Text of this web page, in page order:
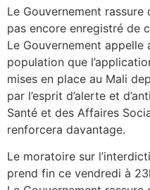
Le Gouvernement rassure
pas encore enregistré de
Le Gouvernement appelle
population que
mises en place au Mali
par l’esprit d’alerte et
Santé et des Affaires
renforcera davantage.
Le moratoire sur
prend fin ce vendredi à